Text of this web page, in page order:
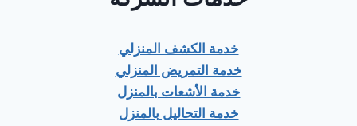
خدمة الكشف المنزلي
خدمة التمريض المنزلي
خدمة الأشعات بالمنزل
خدمة التحاليل بالمنزل